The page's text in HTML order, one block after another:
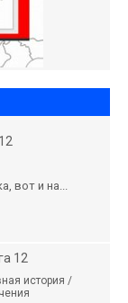
вот и на...
12
история /